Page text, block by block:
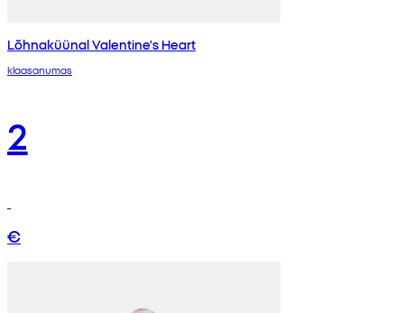
Lõhnaküünal Valentine's Heart
klaasanumas
2
€